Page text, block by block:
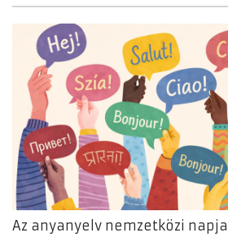
Az anyanyelv nemzetközi napja